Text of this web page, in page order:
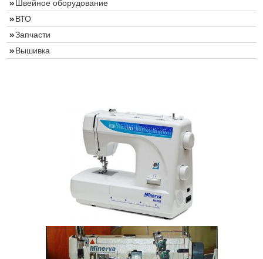
Швейное оборудование
ВТО
Запчасти
Вышивка